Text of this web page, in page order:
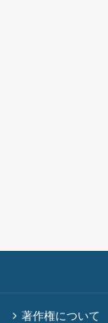
著作権について